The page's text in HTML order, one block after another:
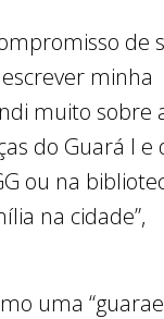
de
minha
muito sobre
do Guará I e
ou na
na cidade”,
uma